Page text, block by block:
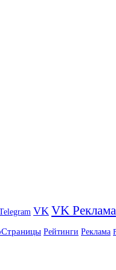
VK VK Реклама
Рейтинги Реклама